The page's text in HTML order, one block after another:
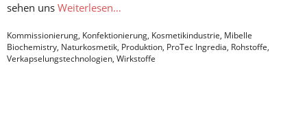
sehen uns Weiterlesen…
Kommissionierung, Konfektionierung, Kosmetikindustrie, Mibelle
Biochemistry, Naturkosmetik, Produktion, ProTec Ingredia, Rohstoffe,
Verkapselungstechnologien, Wirkstoffe